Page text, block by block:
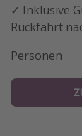
✓ Inklusive
Rückfahrt
Personen